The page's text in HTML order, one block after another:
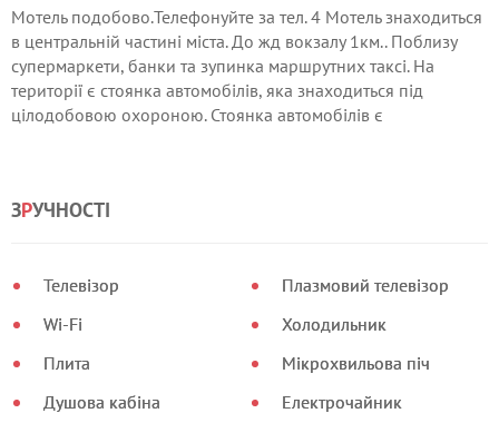
Мотель подобово.Телефонуйте за тел. 4 Мотель знаходиться
в центральній частині міста. До жд вокзалу 1км.. Поблизу
супермаркети, банки та зупинка маршрутних таксі. На
території є стоянка автомобілів, яка знаходиться під
цілодобовою охороною. Стоянка автомобілів є
ЗРУЧНОСТІ
Телевізор
Wi-Fi
Плита
Душова кабіна
Плазмовий телевізор
Холодильник
Мікрохвильова піч
Електрочайник